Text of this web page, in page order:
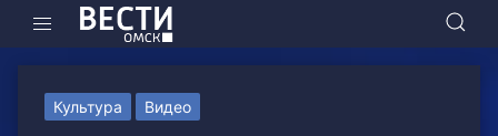
Культура Видео